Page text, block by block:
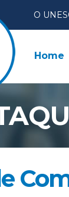
O
Home